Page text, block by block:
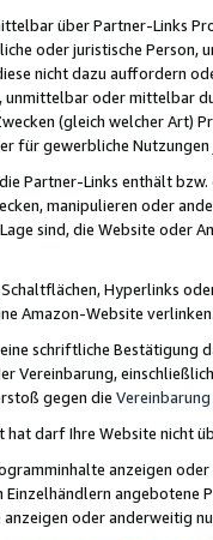
über Partner-Links
oder juristische
nicht dazu auffordern
oder mittelbar
(gleich welcher Art)
für gewerbliche
Partner-Links enthält
manipulieren oder
sind, die Website oder
Hyperlinks
Amazon-Website
schriftliche
Vereinbarung,
gegen die Vereinbarung
darf Ihre Website nicht
anzeigen
oder anderweitig